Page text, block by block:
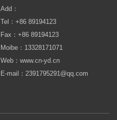
Add：
Tel：+86 89194123
Fax：+86 89194123
Moibe：13328171071
Web：www.cn-yd.cn
E-mail：2391795291@qq.com